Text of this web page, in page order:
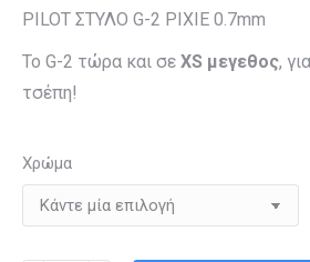
PILOT ΣΤΥΛΟ G-2 PIXIE 0.7mm
Το G-2 τώρα και σε XS μεγεθος,
τσέπη!
Χρώμα